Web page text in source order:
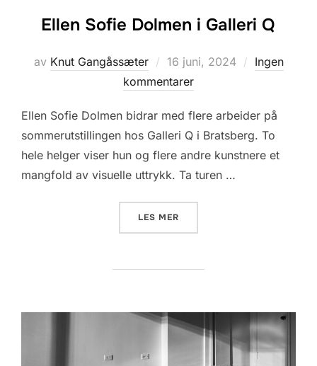
Ellen Sofie Dolmen i Galleri Q
av Knut Gangåssæter
Posted
on
16 juni, 2024
Ingen
kommentarer
Ellen Sofie Dolmen bidrar med flere arbeider på
sommerutstillingen hos Galleri Q i Bratsberg. To
hele helger viser hun og flere andre kunstnere et
mangfold av visuelle uttrykk. Ta turen …
LES MER